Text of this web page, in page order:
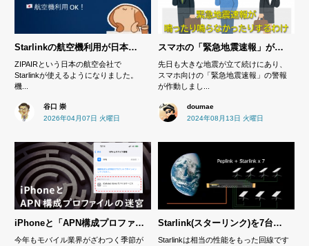
Starlinkの航空機利用が日本でも可能になったのでいろいろ調べました
ZIPAIRという日本の航空会社で
Starlinkが使えるようになりました。
機...
谷口 崇
2026年04月07日 火曜日
スマホの「緊急地震速報」が鳴ったり鳴らなかったりするわけ
先日も大きな地震が立て続けにあり、
スマホ向けの「緊急地震速報」の警報
が作動しまし...
doumae
2024年08月13日 火曜日
iPhoneと「APN構成プロファイル」の迷宮
今年もモバイル業界がざわつく季節が
Starlink(スターリンク)を7台束ねたら速度が上がるのか？確認しました！
Starlinkは相当の性能をもった回線です